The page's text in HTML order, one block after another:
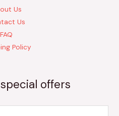
Us
Us
FAQ
Policy
offers